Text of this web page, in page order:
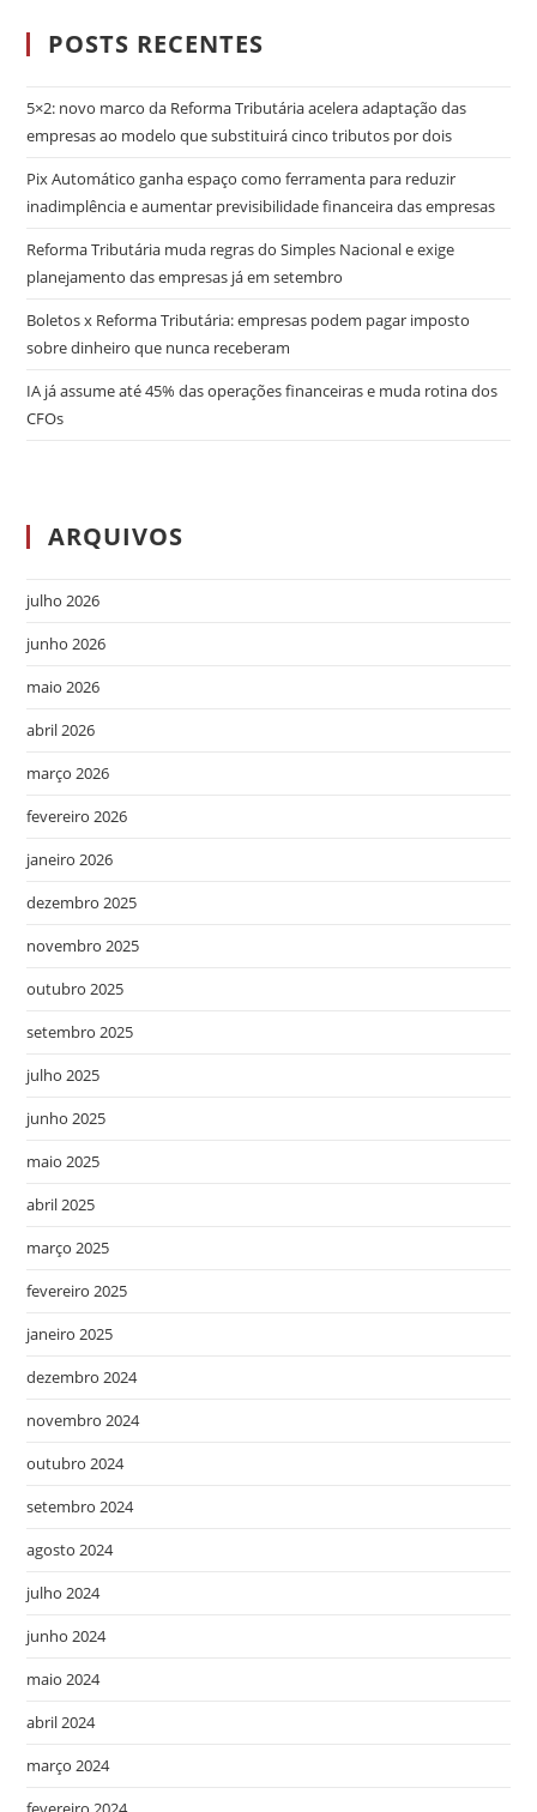
POSTS RECENTES
5×2: novo marco da Reforma Tributária acelera adaptação das
empresas ao modelo que substituirá cinco tributos por dois
Pix Automático ganha espaço como ferramenta para reduzir
inadimplência e aumentar previsibilidade financeira das empresas
Reforma Tributária muda regras do Simples Nacional e exige
planejamento das empresas já em setembro
Boletos x Reforma Tributária: empresas podem pagar imposto
sobre dinheiro que nunca receberam
IA já assume até 45% das operações financeiras e muda rotina dos
CFOs
ARQUIVOS
julho 2026
junho 2026
maio 2026
abril 2026
março 2026
fevereiro 2026
janeiro 2026
dezembro 2025
novembro 2025
outubro 2025
setembro 2025
julho 2025
junho 2025
maio 2025
abril 2025
março 2025
fevereiro 2025
janeiro 2025
dezembro 2024
novembro 2024
outubro 2024
setembro 2024
agosto 2024
julho 2024
junho 2024
maio 2024
abril 2024
março 2024